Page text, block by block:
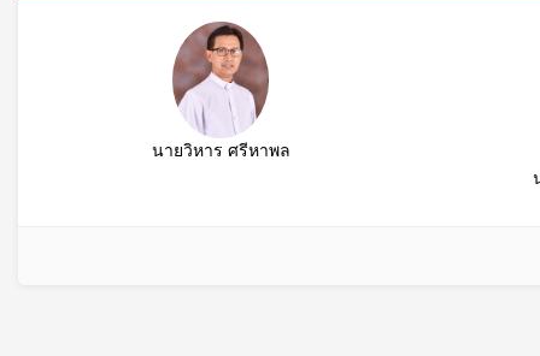
นายวิหาร ศรีหาพล